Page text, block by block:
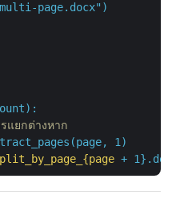
multi-page.docx")
แยกต่างหาก
1)
+